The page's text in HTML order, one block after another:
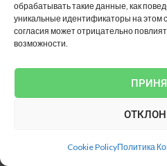
обрабатывать такие данные, как
уникальные идентификаторы на этом
согласия может отрицательно
возможности.
Cookie PolicyПолитика
Подарок